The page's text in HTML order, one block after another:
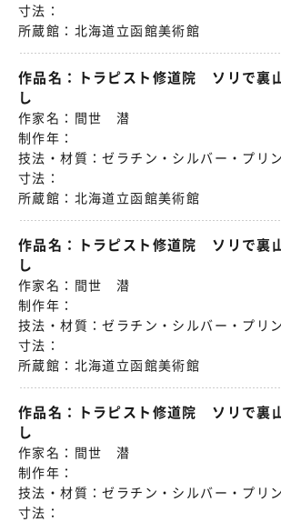
寸法：
所蔵館： 北海道立函館美術館
作品名： トラピスト修道院 ソリで裏
し
作家名： 間世 潜
制作年：
技法・材質：ゼラチン・シルバー・プリ
寸法：
所蔵館： 北海道立函館美術館
作品名： トラピスト修道院 ソリで裏
し
作家名： 間世 潜
制作年：
技法・材質：ゼラチン・シルバー・プリ
寸法：
所蔵館： 北海道立函館美術館
作品名： トラピスト修道院 ソリで裏
し
作家名： 間世 潜
制作年：
技法・材質：ゼラチン・シルバー・プリ
寸法：